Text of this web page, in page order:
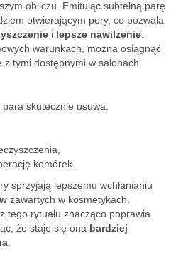
obliczu. Emitując subtelną parę
otwierającym pory, co pozwala
i lepsze nawilżenie
warunkach, można osiągnąć
z tymi dostępnymi w salonach
skutecznie usuwa:
komórek.
sprzyjają lepszemu wchłanianiu
zawartych w kosmetykach.
tego rytuału znacząco poprawia
że staje się ona bardziej